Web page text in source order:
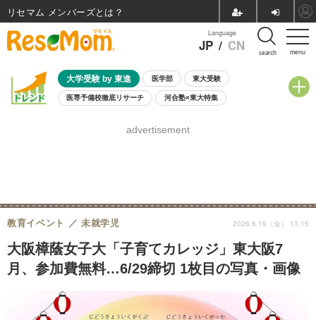
menu
Language
JP / CN search
大学受験 by 東進 医学部 東大受験
医専予備校徹底リサーチ 河合塾×東大特集
8月開催学校説明会・相談会
advertisement
大阪樟蔭女子大「子育てカレッジ」東大阪7
月、参加費無料…6/29締切 1枚目の写真・画像
教育イベント 未就学児 2026.6.19（金） 13:15
リセマム メンバーズ